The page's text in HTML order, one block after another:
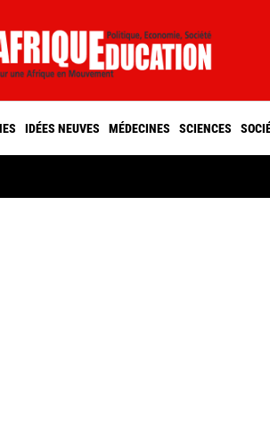
IDÉES NEUVES MÉDECINES SCIENCES